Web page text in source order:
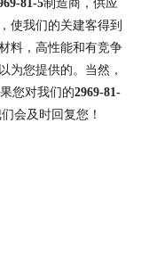
81-5制造商，供应
使我们的关建客得到
料，高性能和有竞争
为您提供的。当然，
您对我们的2969-81-
会及时回复您！